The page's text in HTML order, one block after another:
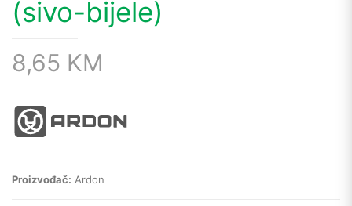
(sivo-bijele)
8,65 KM
Proizvođač: Ardon